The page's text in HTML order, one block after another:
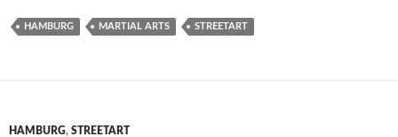
HAMBURG MARTIAL ARTS STREETART
HAMBURG, STREETART